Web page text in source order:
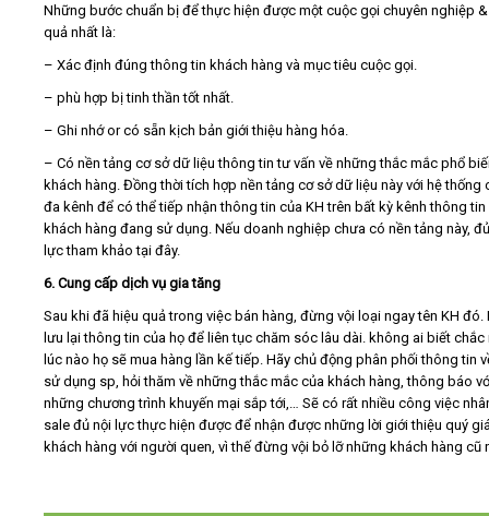
Những bước chuẩn bị để thực hiện được một cuộc gọi chuyên nghiệp
quả nhất là:
– Xác định đúng thông tin khách hàng và mục tiêu cuộc gọi.
– phù hợp bị tinh thần tốt nhất.
– Ghi nhớ or có sẵn kịch bản giới thiệu hàng hóa.
– Có nền tảng cơ sở dữ liệu thông tin tư vấn về những thắc mắc phổ
khách hàng. Đồng thời tích hợp nền tảng cơ sở dữ liệu này với hệ thống
đa kênh để có thể tiếp nhận thông tin của KH trên bất kỳ kênh thông tin
khách hàng đang sử dụng. Nếu doanh nghiệp chưa có nền tảng này,
lực tham khảo tại đây.
6. Cung cấp dịch vụ gia tăng
Sau khi đã hiệu quả trong việc bán hàng, đừng vội loại ngay tên KH đó.
lưu lại thông tin của họ để liên tục chăm sóc lâu dài. không ai biết chắc
lúc nào họ sẽ mua hàng lần kế tiếp. Hãy chủ động phân phối thông tin
sử dụng sp, hỏi thăm về những thắc mắc của khách hàng, thông báo
những chương trình khuyến mại sắp tới,… Sẽ có rất nhiều công việc
sale đủ nội lực thực hiện được để nhận được những lời giới thiệu quý
khách hàng với người quen, vì thế đừng vội bỏ lỡ những khách hàng cũ